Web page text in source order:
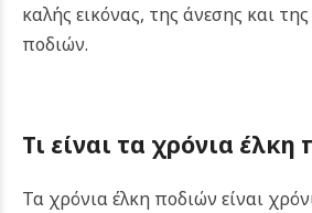
καλής εικόνας, της άνεσης και
ποδιών.
Τι είναι τα χρόνια έλκη
Τα χρόνια έλκη ποδιών είναι